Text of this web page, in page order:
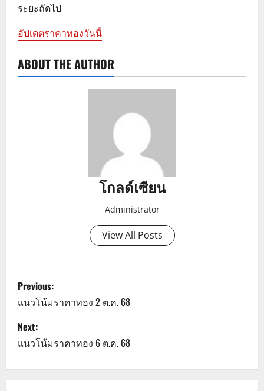
ระยะถัดไป
อัปเดตราคาทองวันนี้
ABOUT THE AUTHOR
โกลด์เซียน
Administrator
View All Posts
P
o
s
t
Previous:
แนวโน้มราคาทอง 2 ต.ค. 68
Next:
แนวโน้มราคาทอง 6 ต.ค. 68